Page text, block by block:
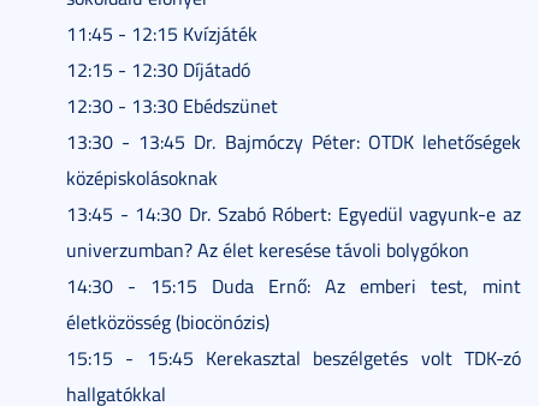
11:45 - 12:15 Kvízjáték
12:15 - 12:30 Díjátadó
12:30 - 13:30 Ebédszünet
13:30 - 13:45 Dr. Bajmóczy Péter: OTDK lehetőségek
középiskolásoknak
13:45 - 14:30 Dr. Szabó Róbert: Egyedül vagyunk-e az
univerzumban? Az élet keresése távoli bolygókon
14:30 - 15:15 Duda Ernő: Az emberi test, mint
életközösség (biocönózis)
15:15 - 15:45 Kerekasztal beszélgetés volt TDK-zó
hallgatókkal